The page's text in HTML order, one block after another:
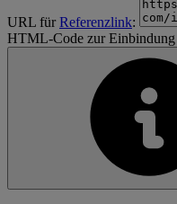
URL fürReferenzlink:
HTML-Code zur Einbindung